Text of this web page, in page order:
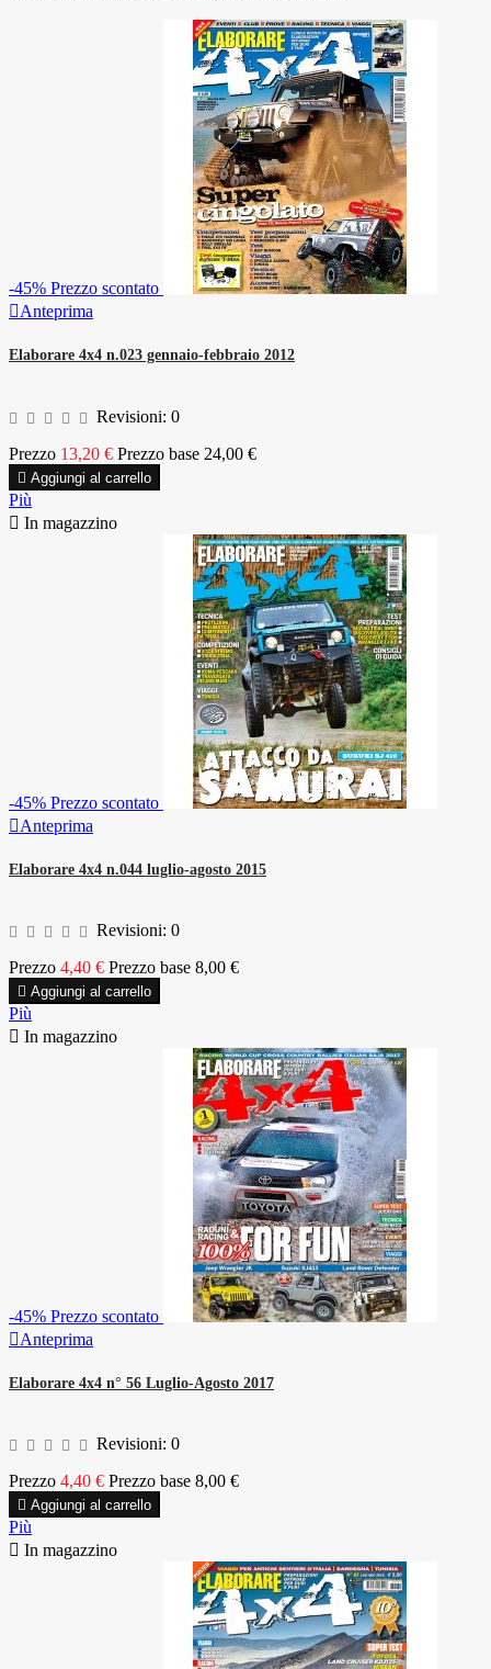
-45% Prezzo scontato
Anteprima
Elaborare 4x4 n.023 gennaio-febbraio 2012
Revisioni: 0
Prezzo 13,20 € Prezzo base 24,00 €
 Aggiungi al carrello
Più
 In magazzino
-45% Prezzo scontato
Anteprima
Elaborare 4x4 n.044 luglio-agosto 2015
Revisioni: 0
Prezzo 4,40 € Prezzo base 8,00 €
 Aggiungi al carrello
Più
 In magazzino
-45% Prezzo scontato
Anteprima
Elaborare 4x4 n° 56 Luglio-Agosto 2017
Revisioni: 0
Prezzo 4,40 € Prezzo base 8,00 €
 Aggiungi al carrello
Più
 In magazzino